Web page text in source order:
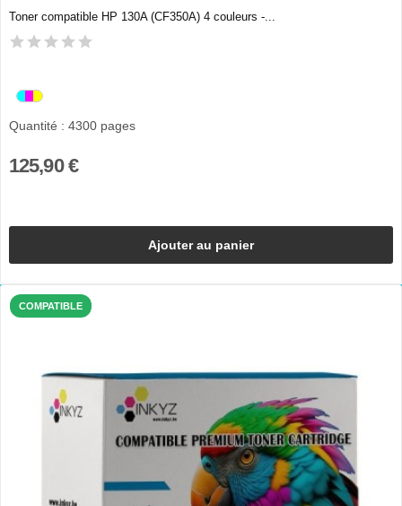
Toner compatible HP 130A (CF350A) 4 couleurs -...
Quantité : 4300 pages
125,90 €
Ajouter au panier
COMPATIBLE